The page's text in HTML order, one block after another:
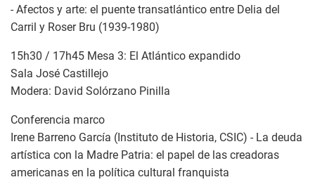
- Afectos y arte: el puente transatlántico entre Delia del
Carril y Roser Bru (1939-1980)
15h30 / 17h45 Mesa 3: El Atlántico expandido
Sala José Castillejo
Modera: David Solórzano Pinilla
Conferencia marco
Irene Barreno García (Instituto de Historia, CSIC) - La deuda
artística con la Madre Patria: el papel de las creadoras
americanas en la política cultural franquista